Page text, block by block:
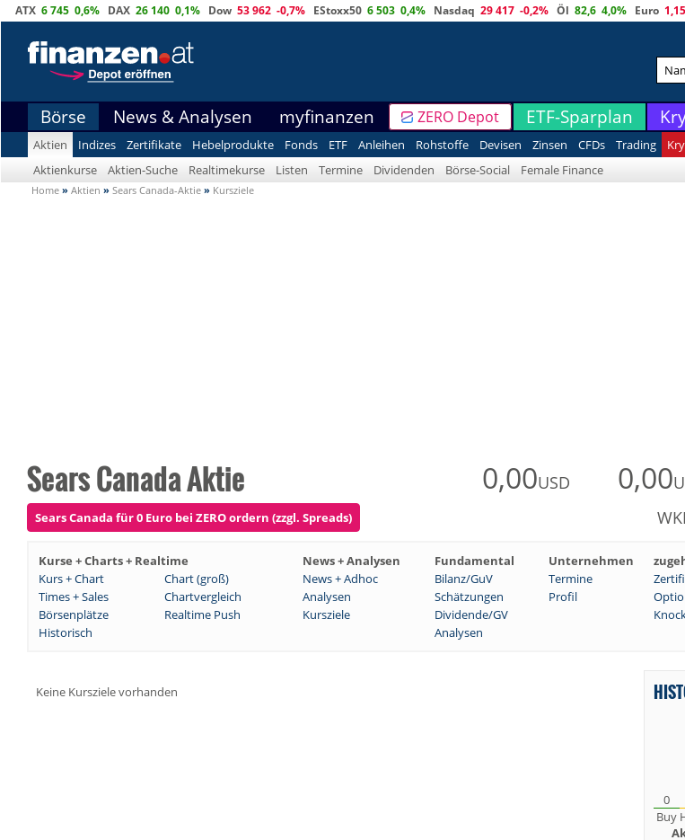
ATX 6 745 0,6% DAX 26 140 0,1% Dow 53 962 -0,7% EStoxx50 6 503 0,4% Nasdaq 29 417 -0,2% Öl 82,6 4,0% Euro
Börse News & Analysen myfinanzen ZERO Depot ETF-Sparplan
Aktien Indizes Zertifikate Hebelprodukte Fonds ETF Anleihen Rohstoffe Devisen Zinsen CFDs Trading
Aktienkurse
Aktien-Suche Realtimekurse Listen Termine Dividenden Börse-Social Female Finance
Home » Aktien » Sears Canada-Aktie » Kursziele
Sears Canada Aktie 0,00USD 0,00
Sears Canada für 0 Euro bei ZERO ordern (zzgl. Spreads)
Kurse + Charts + Realtime News + Analysen Fundamental Unternehmen
Kurs + Chart
Chart (groß) News + Adhoc Bilanz/GuV Termine
Times + Sales
Chartvergleich Analysen Schätzungen Profil
Börsenplätze
Realtime Push Kursziele Dividende/GV
Historisch
Analysen
Keine Kursziele vorhanden
0
Buy